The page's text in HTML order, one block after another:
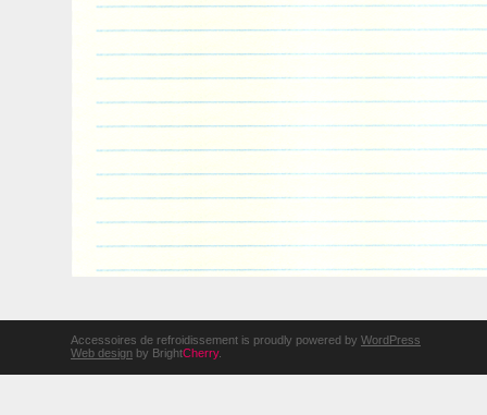
Accessoires de refroidissement is proudly powered by WordPress
Web design by BrightCherry.